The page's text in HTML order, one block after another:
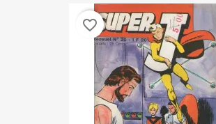
favorite_border